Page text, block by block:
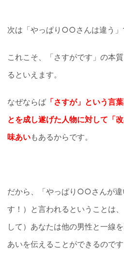
次は「やっぱり○○さんは違う」
これこそ、「さすがです」の本
るといえます。
なぜならば 「さすが」という言
とを成し遂げた人物に対して「
味あいもあるからです。
だから、「やっぱり○○さんが違
す！）と言われるということは
して）あなたは他の男性と一線
あいを伝えることができるのです